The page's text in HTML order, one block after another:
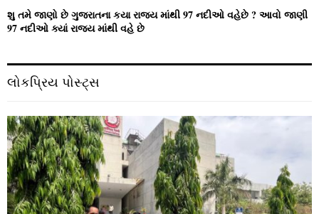
શુ તમે જાણો છે ગુજરાતના કયા રાજ્ય માંથી 97 નદીઓ વહેછે ? આવો જાણી
97 નદીઓ ક્યાં રાજ્ય માંથી વહે છે
લોકપ્રિય પોસ્ટ્સ